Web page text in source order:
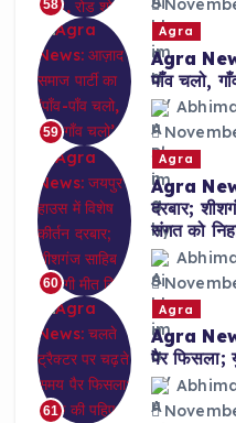
58
59
Agra
Agra
पाँव चलो,
60
Agra
Agra
दरबार;
संगत को
61
Agra
Agra
पैर फिसला;